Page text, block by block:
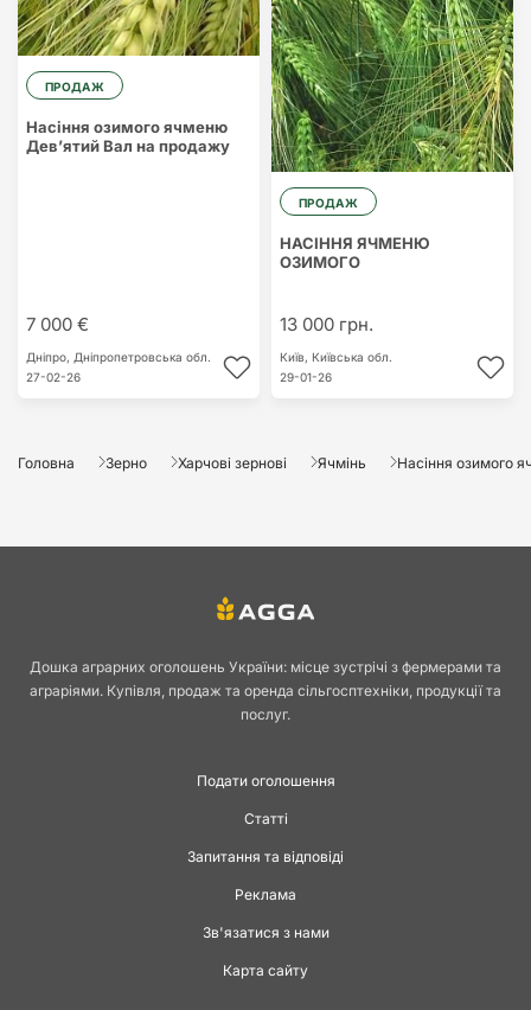
ПРОДАЖ
Насіння озимого ячменю
Дев’ятий Вал на продажу
7 000 €
Дніпро, Дніпропетровська обл.
27-02-26
ПРОДАЖ
НАСІННЯ ЯЧМЕНЮ
ОЗИМОГО
13 000 грн.
Київ, Київська обл.
29-01-26
Головна Зерно Харчові зернові Ячмінь Насіння озимого
Дошка аграрних оголошень України: місце зустрічі з фермерами та
аграріями. Купівля, продаж та оренда сільгосптехніки, продукції та
послуг.
Подати оголошення
Статті
Запитання та відповіді
Реклама
Зв'язатися з нами
Карта сайту